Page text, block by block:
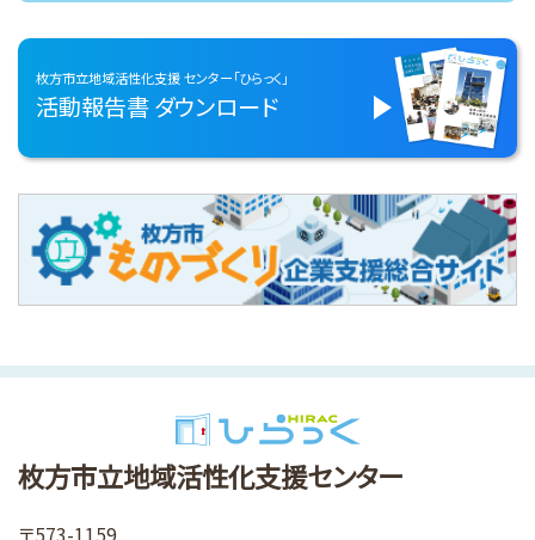
枚方市立地域活性化支援センター「ひらっく」
活動報告書ダウンロード
枚方市立地域活性化支援センター
〒573-1159